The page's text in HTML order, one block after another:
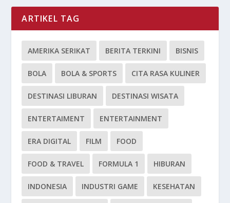
ARTIKEL TAG
AMERIKA SERIKAT BERITA TERKINI BISNIS
BOLA BOLA & SPORTS CITA RASA KULINER
DESTINASI LIBURAN DESTINASI WISATA
ENTERTAIMENT ENTERTAINMENT
ERA DIGITAL FILM FOOD
FOOD & TRAVEL FORMULA 1 HIBURAN
INDONESIA INDUSTRI GAME KESEHATAN